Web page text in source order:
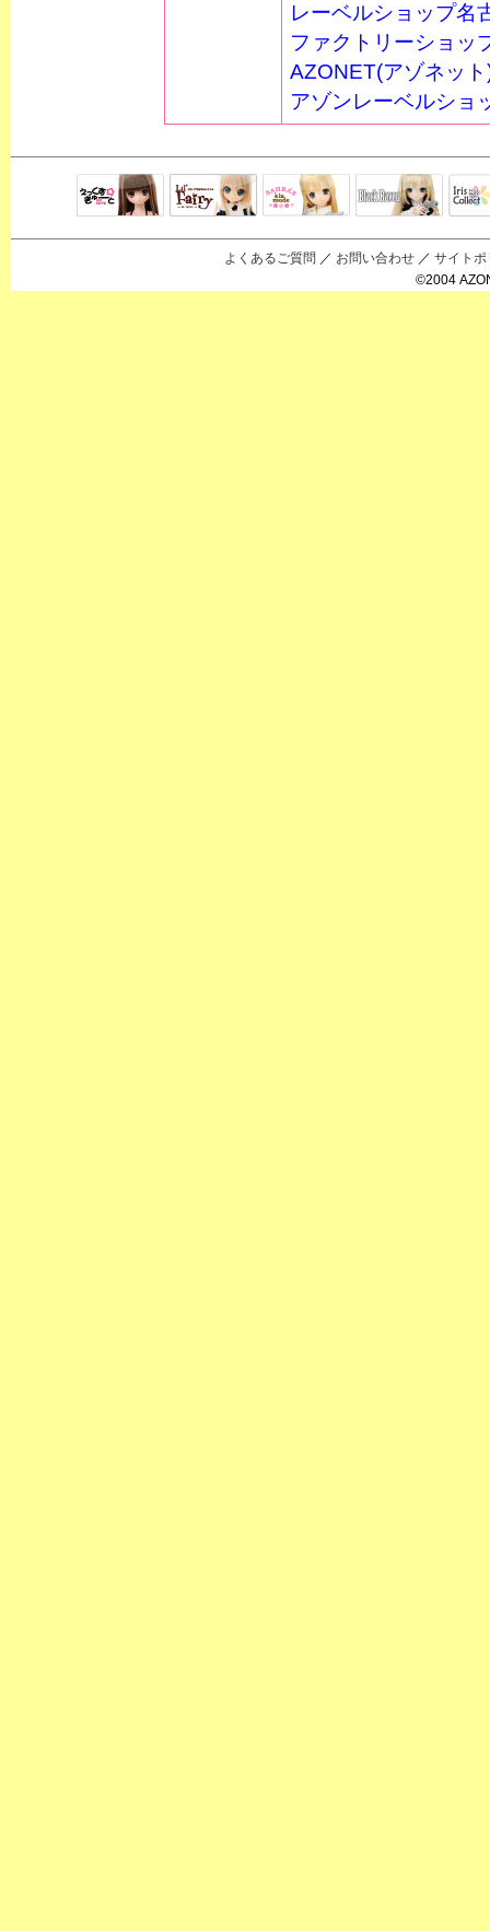
レーベルショップ名
ファクトリーショッ
AZONET(アゾネット
アゾンレーベルショ
よくあるご質問 ／ お問い合わせ ／ サイトポ
©2004